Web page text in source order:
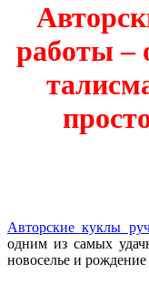
работы –
Авторские куклы
одним из самых
новоселье и